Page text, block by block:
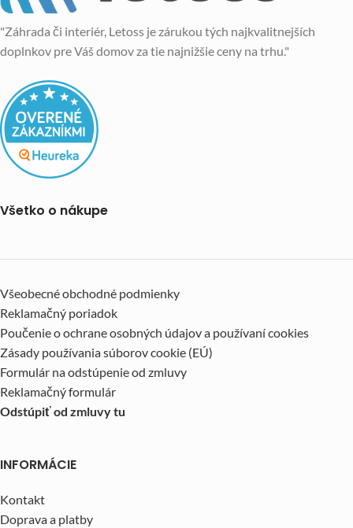
"Záhrada či interiér, Letoss je zárukou tých najkvalitnejších
doplnkov pre Váš domov za tie najnižšie ceny na trhu."
Všetko o nákupe
Všeobecné obchodné podmienky
Reklamačný poriadok
Poučenie o ochrane osobných údajov a používaní cookies
Zásady používania súborov cookie (EÚ)
Formulár na odstúpenie od zmluvy
Reklamačný formulár
Odstúpiť od zmluvy tu
INFORMÁCIE
Kontakt
Doprava a platby